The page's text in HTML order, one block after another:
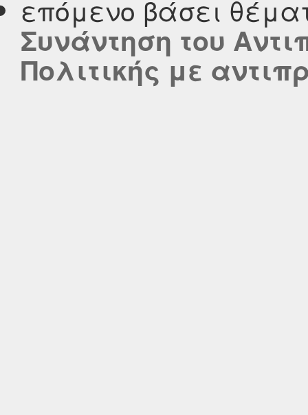
επόμενο βάσει
Συνάντηση του
Πολιτικής με